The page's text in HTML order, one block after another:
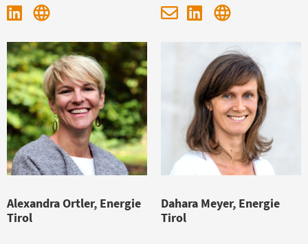
Alexandra Ortler, Energie
Tirol
Dahara Meyer, Energie
Tirol